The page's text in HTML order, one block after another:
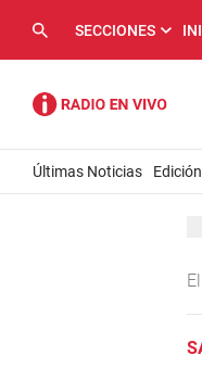
SECCIONES
Últimas Noticias